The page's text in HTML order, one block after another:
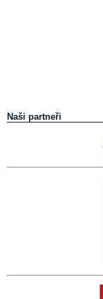
Naši partneři